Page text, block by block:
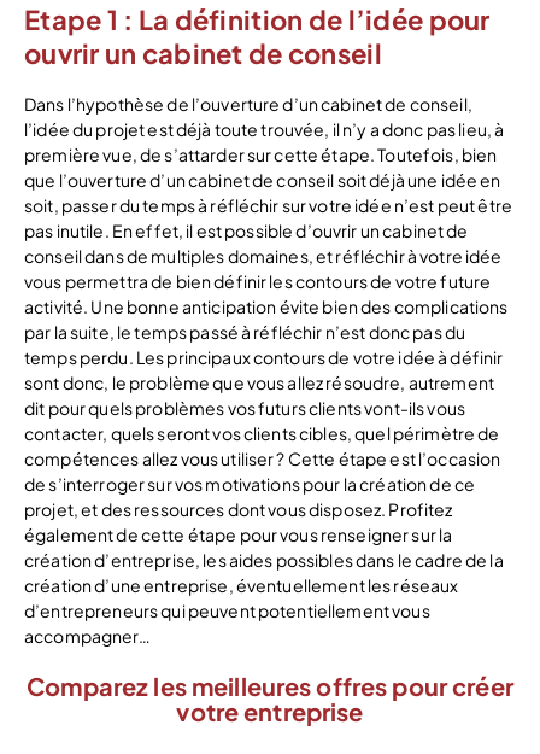
Etape 1 : La définition de l’idée pour
ouvrir un cabinet de conseil
Dans l’hypothèse de l’ouverture d’un cabinet de conseil,
l’idée du projet est déjà toute trouvée, il n’y a donc pas lieu, à
première vue, de s’attarder sur cette étape. Toutefois, bien
que l’ouverture d’un cabinet de conseil soit déjà une idée en
soit, passer du temps à réfléchir sur votre idée n’est peut être
pas inutile. En effet, il est possible d’ouvrir un cabinet de
conseil dans de multiples domaines, et réfléchir à votre idée
vous permettra de bien définir les contours de votre future
activité. Une bonne anticipation évite bien des complications
par la suite, le temps passé à réfléchir n’est donc pas du
temps perdu. Les principaux contours de votre idée à définir
sont donc, le problème que vous allez résoudre, autrement
dit pour quels problèmes vos futurs clients vont-ils vous
contacter, quels seront vos clients cibles, quel périmètre de
compétences allez vous utiliser ? Cette étape est l’occasion
de s’interroger sur vos motivations pour la création de ce
projet, et des ressources dont vous disposez. Profitez
également de cette étape pour vous renseigner sur la
création d’entreprise, les aides possibles dans le cadre de la
création d’une entreprise, éventuellement les réseaux
d’entrepreneurs qui peuvent potentiellement vous
accompagner…
Comparez les meilleures offres pour créer
votre entreprise